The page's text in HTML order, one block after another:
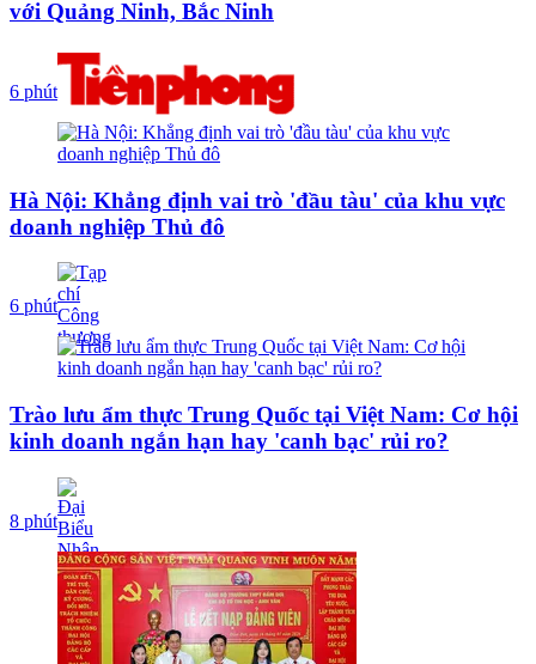
với Quảng Ninh, Bắc Ninh
6 phút
Hà Nội: Khẳng định vai trò 'đầu tàu' của khu vực
doanh nghiệp Thủ đô
6 phút
Trào lưu ẩm thực Trung Quốc tại Việt Nam: Cơ hội
kinh doanh ngắn hạn hay 'canh bạc' rủi ro?
8 phút